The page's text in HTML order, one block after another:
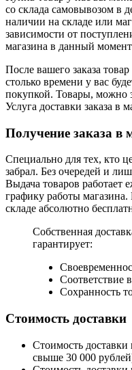
со склада самовывозом в
наличии на складе или
зависимости от
магазина в данный
После вашего заказа
столько времени у вас
покупкой. Товары, можно
Услуга доставки заказа в
Получение заказа в
Специально для тех, кто
забрал. Без очередей и
Выдача товаров работает
графику работы магазина.
складе абсолютно
Собственная
гарантирует:
Соответствие
Сохранность
Стоимость доставки
Стоимость
свыше 30 000